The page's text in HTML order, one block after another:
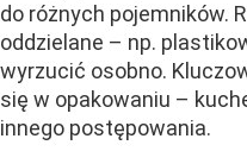
do różnych pojemników.
oddzielane – np.
wyrzucić osobno.
się w opakowaniu –
innego postępowania.